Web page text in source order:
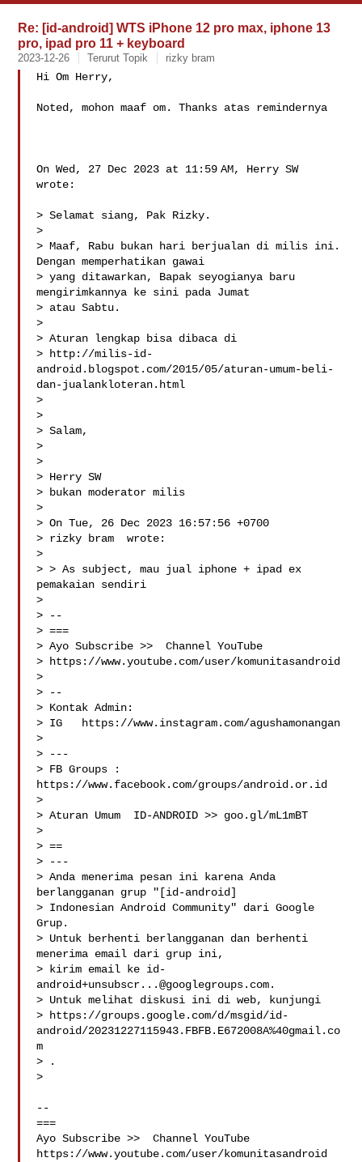
Re: [id-android] WTS iPhone 12 pro max, iphone 13
pro, ipad pro 11 + keyboard
2023-12-26 Terurut Topik rizky bram
Hi Om Herry,
Noted, mohon maaf om. Thanks atas remindernya
On Wed, 27 Dec 2023 at 11:59 AM, Herry SW
wrote:
> Selamat siang, Pak Rizky.
>
> Maaf, Rabu bukan hari berjualan di milis ini.
Dengan memperhatikan gawai
> yang ditawarkan, Bapak seyogianya baru
mengirimkannya ke sini pada Jumat
> atau Sabtu.
>
> Aturan lengkap bisa dibaca di
> http://milis-id-
android.blogspot.com/2015/05/aturan-umum-beli-
dan-jualankloteran.html
>
>
> Salam,
>
>
> Herry SW
> bukan moderator milis
>
> On Tue, 26 Dec 2023 16:57:56 +0700
> rizky bram  wrote:
>
> > As subject, mau jual iphone + ipad ex
pemakaian sendiri
>
> --
> ===
> Ayo Subscribe >>  Channel YouTube
> https://www.youtube.com/user/komunitasandroid
>
> --
> Kontak Admin:
> IG   https://www.instagram.com/agushamonangan
>
> ---
> FB Groups :
https://www.facebook.com/groups/android.or.id
>
> Aturan Umum  ID-ANDROID >> goo.gl/mL1mBT
>
> ==
> ---
> Anda menerima pesan ini karena Anda
berlangganan grup "[id-android]
> Indonesian Android Community" dari Google
Grup.
> Untuk berhenti berlangganan dan berhenti
menerima email dari grup ini,
> kirim email ke id-
android+unsubscr...@googlegroups.com.
> Untuk melihat diskusi ini di web, kunjungi
> https://groups.google.com/d/msgid/id-
android/20231227115943.FBFB.E672008A%40gmail.co
m
> .
>
--
===
Ayo Subscribe >>  Channel YouTube
https://www.youtube.com/user/komunitasandroid